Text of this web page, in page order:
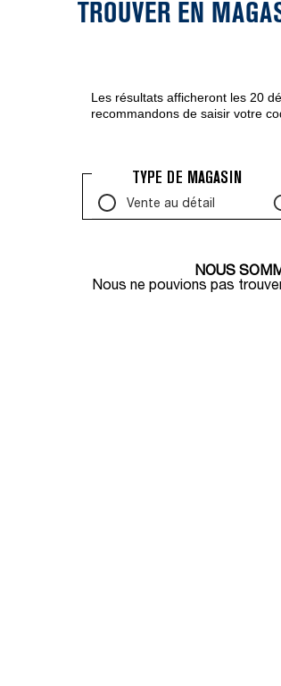
TROUVER EN
Les résultats afficheront les 20
recommandons de saisir votre
TYPE DE MAGASIN
Vente au détail
NOUS
Nous ne pouvions pas